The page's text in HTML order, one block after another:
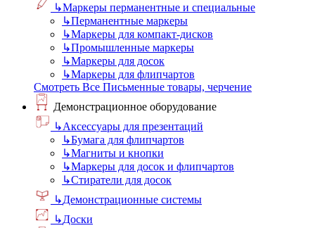
↳Маркеры перманентные и специальные
↳Перманентные маркеры
↳Маркеры для компакт-дисков
↳Промышленные маркеры
↳Маркеры для досок
↳Маркеры для флипчартов
Смотреть Все Письменные товары, черчение
Демонстрационное оборудование
↳Аксессуары для презентаций
↳Бумага для флипчартов
↳Магниты и кнопки
↳Маркеры для досок и флипчартов
↳Стиратели для досок
↳Демонстрационные системы
↳Доски